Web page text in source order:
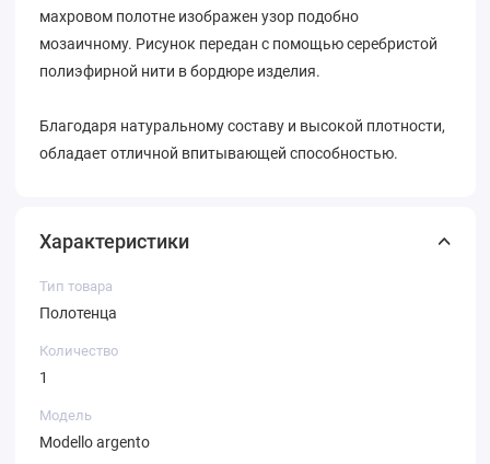
махровом полотне изображен узор подобно
мозаичному. Рисунок передан с помощью серебристой
полиэфирной нити в бордюре изделия.
Благодаря натуральному составу и высокой плотности,
обладает отличной впитывающей способностью.
Характеристики
Тип товара
Полотенца
Количество
1
Модель
Modello argento